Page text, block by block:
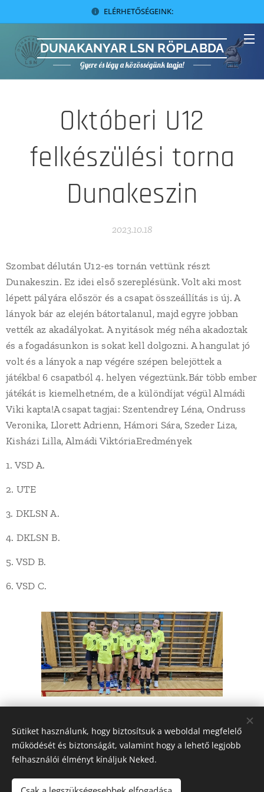
ELÉRHETŐSÉGEINK:
DUNAKANYAR LSN RÖPLABDA
Gyere és légy a közösségünk tagja!
Októberi U12
felkészülési torna
Dunakeszin
2023.10.18
Szombat délután U12-es tornán vettünk részt
Dunakeszin. Ez idei első szereplésünk. Volt aki most
lépett pályára először és a csapat összeállítás is új. A
lányok bár az elején bátortalanul, majd egyre jobban
vették az akadályokat. A nyitások még néha akadoztak
és a fogadásunkon is sokat kell dolgozni. A hangulat jó
volt és a lányok a nap végére szépen belejöttek a
játékba! 6 csapatból 4. helyen végeztünk.Bár több ember
játékát is kiemelhetném, de a különdíjat végül Almádi
Viki kapta!A csapat tagjai: Szentendrey Léna, Ondruss
Veronika, Llorett Adrienn, Hámori Sára, Szeder Liza,
Kisházi Lilla, Almádi ViktóriaEredmények
1. VSD A.
2. UTE
3. DKLSN A.
4. DKLSN B.
5. VSD B.
6. VSD C.
Sütiket használunk, hogy biztosítsuk a weboldal megfelelő
működését és biztonságát, valamint hogy a lehető legjobb
felhasználói élményt kínáljuk Neked.